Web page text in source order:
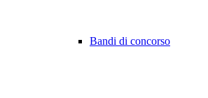
Bandi di concorso